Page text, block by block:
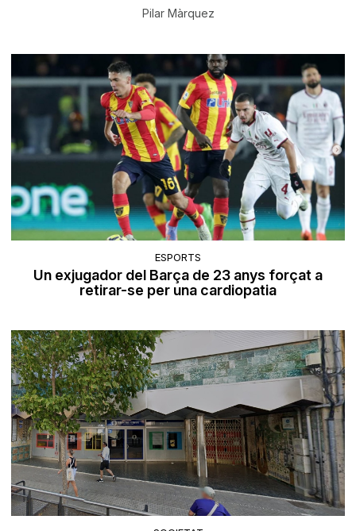
Pilar Màrquez
ESPORTS
Un exjugador del Barça de 23 anys forçat a
retirar-se per una cardiopatia